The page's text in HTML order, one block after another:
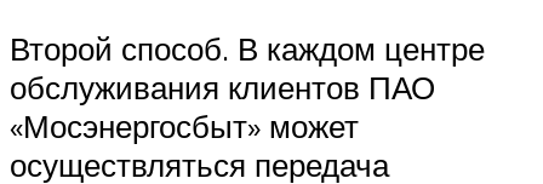
Второй способ. В каждом центре
обслуживания клиентов ПАО
«Мосэнергосбыт» может
осуществляться передача